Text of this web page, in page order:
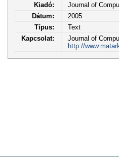
Kiadó:
Journal of
Dátum:
2005
Típus:
Text
Kapcsolat:
Journal of
http://